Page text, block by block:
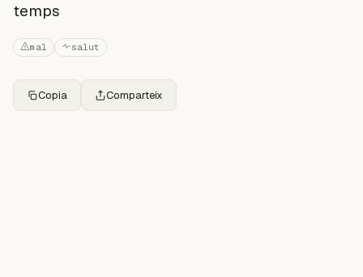
temps
mal salut
Copia Comparteix